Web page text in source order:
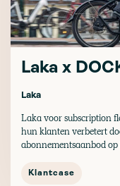
Laka x
Laka
Laka voor subscription
hun klanten verbetert
abonnementsaanbod op
Klantcase